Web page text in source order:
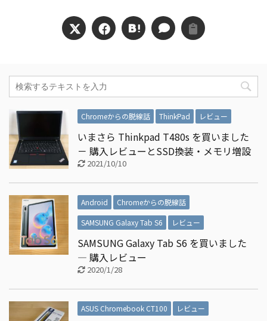
Chromeからの脱線話 ThinkPad レビュー
いまさら Thinkpad T480s を買いました
－ 購入レビューとSSD換装・メモリ増設
2021/10/10
Android
Chromeからの脱線話
SAMSUNG Galaxy Tab S6
レビュー
SAMSUNG Galaxy Tab S6 を買いました
― 購入レビュー
2020/1/28
ASUS Chromebook CT100 レビュー